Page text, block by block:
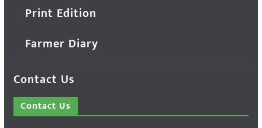
Print Edition
Farmer Diary
Contact Us
Contact Us